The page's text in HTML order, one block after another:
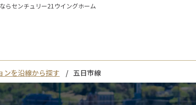
らセンチュリー21ウイングホーム
ンを沿線から探す 五日市線